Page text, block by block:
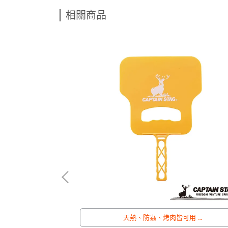
相關商品
天熱、防蟲、烤肉皆可用